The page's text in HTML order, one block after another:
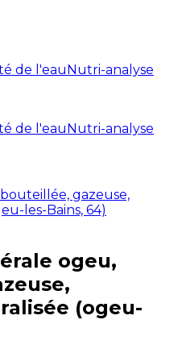
de l'eauNutri-analyse
de l'eauNutri-analyse
gazeuse,
les-Bains, 64)
ogeu,
(ogeu-